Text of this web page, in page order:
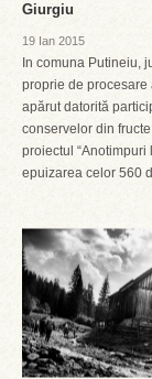
Giurgiu
19 Ian 2015
In comuna Putineiu,
proprie de procesare
apărut datorită
conservelor din
proiectul
epuizarea celor 560